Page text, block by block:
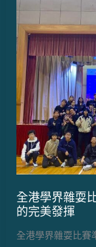
全港學界雜耍
的完美發揮
全港學界雜耍比賽